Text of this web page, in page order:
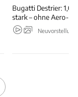
Bugatti Destrier: 1,00
stark – ohne Aero-